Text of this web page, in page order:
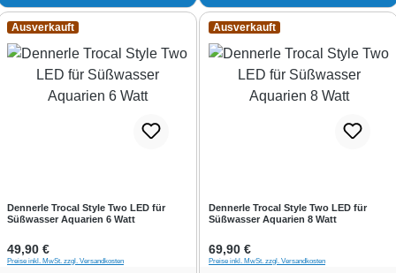
Ausverkauft
Dennerle Trocal Style Two LED für
Süßwasser Aquarien 6 Watt
Regulärer Preis:
49,90 €
Preise inkl. MwSt. zzgl. Versandkosten
Ausverkauft
Dennerle Trocal Style Two LED für
Süßwasser Aquarien 8 Watt
Regulärer Preis:
69,90 €
Preise inkl. MwSt. zzgl. Versandkosten